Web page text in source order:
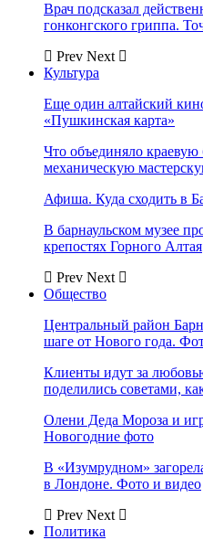
Врач подсказал
гонконгского гриппа.
Prev Next
Культура
Еще один алтайский
«Пушкинская карта»
Что объединяло
механическую
Афиша. Куда сходить в
В барнаульском музее
крепостях Горного Алтая
Prev Next
Общество
Центральный район
шаге от Нового года.
Клиенты идут за
поделились советами,
Олени Деда Мороза и
Новогодние фото
В «Изумрудном»
в Лондоне. Фото и видео
Prev Next
Политика